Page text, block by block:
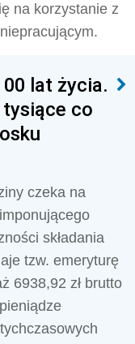
na korzystanie z
lat życia.
tysiące co
czeka na
składania
tzw. emeryturę
6938,92 zł brutto